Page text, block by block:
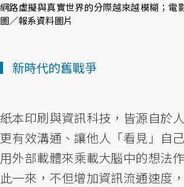
網路虛擬與真實世界的分際越來越模糊；電
圖／報系資料圖片
▎新時代的舊戰爭
紙本印刷與資訊科技，皆源自於
更有效溝通、讓他人「看見」自
用外部載體來乘載大腦中的想法
此一來，不但增加資訊流通速度